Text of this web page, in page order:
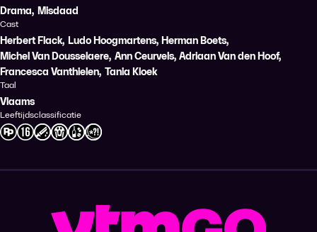
Drama, Misdaad
Cast
Herbert Flack, Ludo Hoogmartens, Herman Boets,
Michel Van Dousselaere, Ann Ceurvels, Adriaan Van den Hoof,
Francesca Vanthielen, Tania Kloek
Taal
Vlaams
Leeftijdsclassificatie